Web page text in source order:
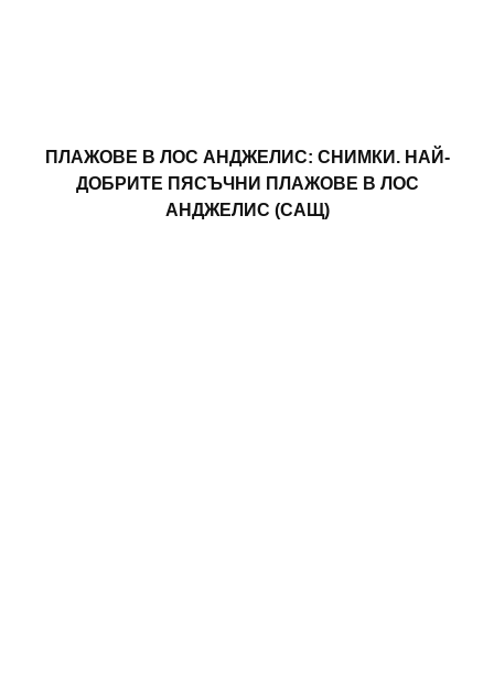
ПЛАЖОВЕ В ЛОС АНДЖЕЛИС: СНИМКИ. НАЙ-
ДОБРИТЕ ПЯСЪЧНИ ПЛАЖОВЕ В ЛОС
АНДЖЕЛИС (САЩ)